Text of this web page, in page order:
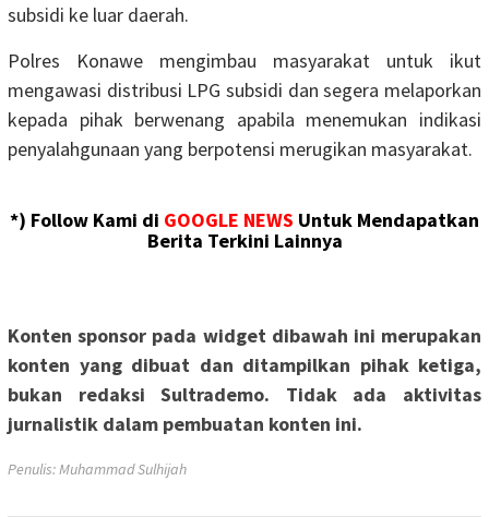
subsidi ke luar daerah.
Polres Konawe mengimbau masyarakat untuk ikut
mengawasi distribusi LPG subsidi dan segera melaporkan
kepada pihak berwenang apabila menemukan indikasi
penyalahgunaan yang berpotensi merugikan masyarakat.
*) Follow Kami di GOOGLE NEWS Untuk Mendapatkan
Berita Terkini Lainnya
Konten sponsor pada widget dibawah ini merupakan
konten yang dibuat dan ditampilkan pihak ketiga,
bukan redaksi Sultrademo. Tidak ada aktivitas
jurnalistik dalam pembuatan konten ini.
Penulis: Muhammad Sulhijah